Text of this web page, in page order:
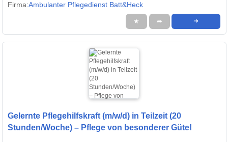
Firma:Ambulanter Pflegedienst Batt&Heck
★ ➦ ➜
Gelernte Pflegehilfskraft (m/w/d) in Teilzeit (20
Stunden/Woche) – Pflege von besonderer Güte!